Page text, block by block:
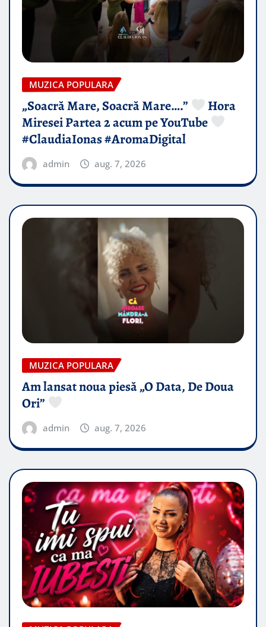
MUZICA POPULARA
„Soacră Mare, Soacră Mare….”
Hora
Miresei Partea 2 acum pe YouTube
#ClaudiaIonas #AromaDigital
admin aug. 7, 2026
MUZICA POPULARA
Am lansat noua piesă „O Data, De Doua
Ori”
admin aug. 7, 2026